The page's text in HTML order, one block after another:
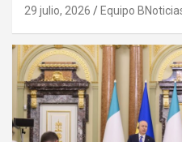
29 julio, 2026 Equipo